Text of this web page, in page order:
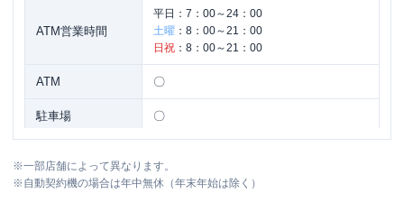
ATM営業時間
平日： 7：00～24：00
土曜 ： 8：00～21：00
日祝 ： 8：00～21：00
ATM 〇
駐車場 〇
※一部店舗によって異なります。
※自動契約機の場合は年中無休（年末年始は除く）